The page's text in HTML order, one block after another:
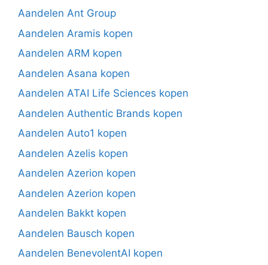
Aandelen Ant Group
Aandelen Aramis kopen
Aandelen ARM kopen
Aandelen Asana kopen
Aandelen ATAI Life Sciences kopen
Aandelen Authentic Brands kopen
Aandelen Auto1 kopen
Aandelen Azelis kopen
Aandelen Azerion kopen
Aandelen Azerion kopen
Aandelen Bakkt kopen
Aandelen Bausch kopen
Aandelen BenevolentAI kopen